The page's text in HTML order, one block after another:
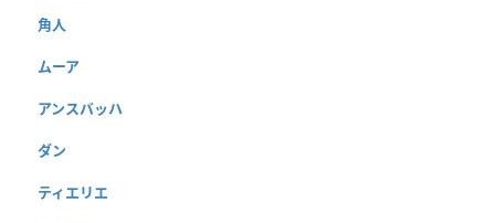
角人
ムーア
アンスバッハ
ダン
ティエリエ